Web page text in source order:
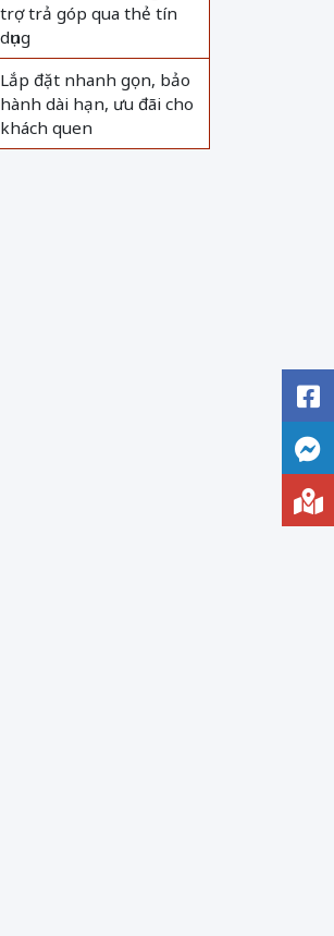
trợ trả góp qua thẻ tín
dụng
Lắp đặt nhanh gọn, bảo
hành dài hạn, ưu đãi cho
khách quen